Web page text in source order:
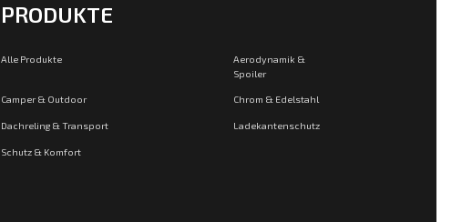
PRODUKTE
Alle Produkte
Aerodynamik &
Spoiler
Camper & Outdoor Chrom & Edelstahl
Dachreling & Transport Ladekantenschutz
Schutz & Komfort